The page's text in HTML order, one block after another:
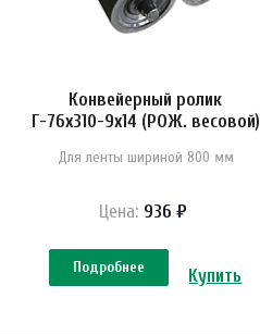
Конвейерный ролик
Г-76х310-9х14 (РОЖ. весовой)
Для ленты шириной 800 мм
Цена: 936 ₽
Подробнее Купить